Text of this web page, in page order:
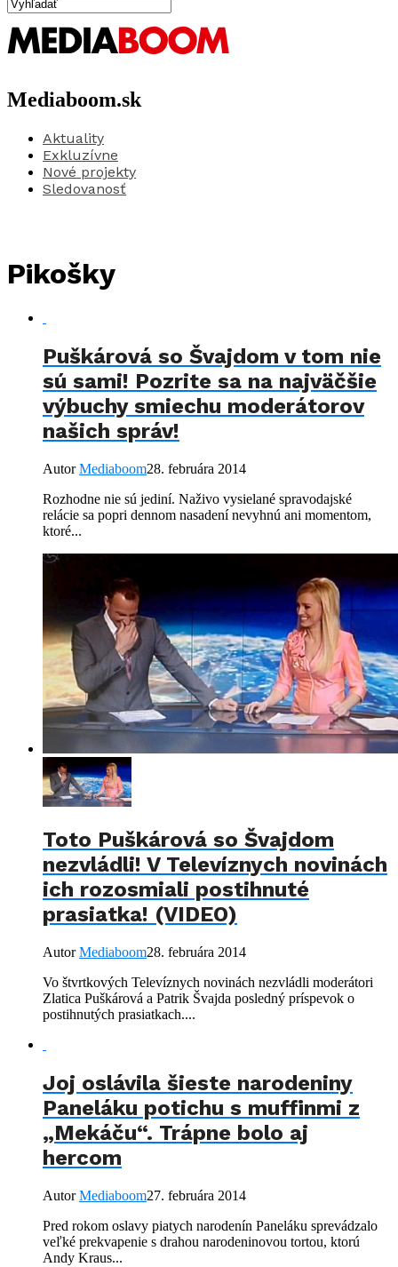
Mediaboom.sk
Aktuality
Exkluzívne
Nové projekty
Sledovanosť
Pikošky
Puškárová so Švajdom v tom nie
sú sami! Pozrite sa na najväčšie
výbuchy smiechu moderátorov
našich správ!
AutorMediaboom28. februára 2014
Rozhodne nie sú jediní. Naživo vysielané spravodajské
relácie sa popri dennom nasadení nevyhnú ani momentom,
ktoré...
Toto Puškárová so Švajdom
nezvládli! V Televíznych novinách
ich rozosmiali postihnuté
prasiatka! (VIDEO)
AutorMediaboom28. februára 2014
Vo štvrtkových Televíznych novinách nezvládli moderátori
Zlatica Puškárová a Patrik Švajda posledný príspevok o
postihnutých prasiatkach....
Joj oslávila šieste narodeniny
Paneláku potichu s muffinmi z
„Mekáču“. Trápne bolo aj
hercom
AutorMediaboom27. februára 2014
Pred rokom oslavy piatych narodenín Paneláku sprevádzalo
veľké prekvapenie s drahou narodeninovou tortou, ktorú
Andy Kraus...